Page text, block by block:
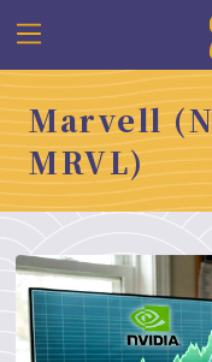
Marvell
MRVL)